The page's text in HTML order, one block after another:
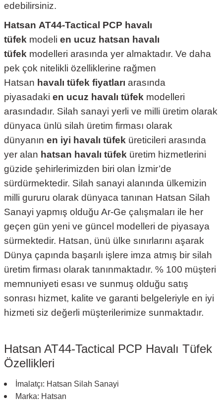
edebilirsiniz.
Hatsan AT44-Tactical PCP havalı
tüfek modeli en ucuz hatsan havalı
tüfek modelleri arasında yer almaktadır. Ve daha
pek çok nitelikli özelliklerine rağmen
Hatsan havalı tüfek fiyatları arasında
piyasadaki en ucuz havalı tüfek modelleri
arasındadır. Silah sanayi yerli ve milli üretim olarak
dünyaca ünlü silah üretim firması olarak
dünyanın en iyi havalı tüfek üreticileri arasında
yer alan hatsan havalı tüfek üretim hizmetlerini
güzide şehirlerimizden biri olan İzmir’de
sürdürmektedir. Silah sanayi alanında ülkemizin
milli gururu olarak dünyaca tanınan Hatsan Silah
Sanayi yapmış olduğu Ar-Ge çalışmaları ile her
geçen gün yeni ve güncel modelleri de piyasaya
sürmektedir. Hatsan, ünü ülke sınırlarını aşarak
Dünya çapında başarılı işlere imza atmış bir silah
üretim firması olarak tanınmaktadır. % 100 müşteri
memnuniyeti esası ve sunmuş olduğu satış
sonrası hizmet, kalite ve garanti belgeleriyle en iyi
hizmeti siz değerli müşterilerimize sunmaktadır.
Hatsan AT44-Tactical PCP Havalı Tüfek
Özellikleri
İmalatçı: Hatsan Silah Sanayi
Marka: Hatsan